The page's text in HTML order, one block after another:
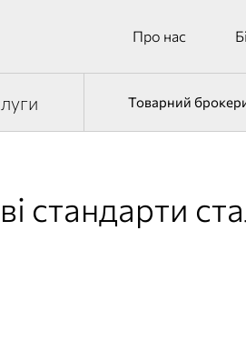
Про нас
Товарний
стандарти